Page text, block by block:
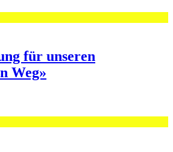
für unseren
Weg»